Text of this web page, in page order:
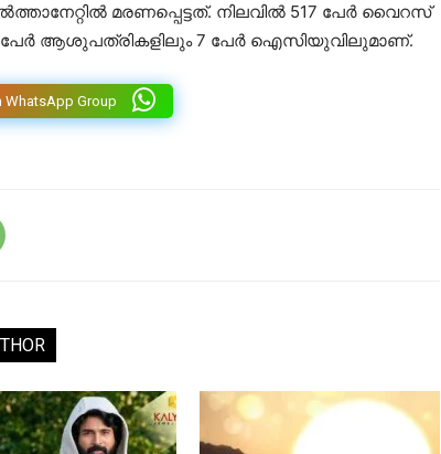
മരണപ്പെട്ടത്. നിലവിൽ 517 പേർ വൈറസ്
പേർ ആശുപത്രികളിലും 7 പേർ ഐസിയുവിലുമാണ്.
WhatsApp Group